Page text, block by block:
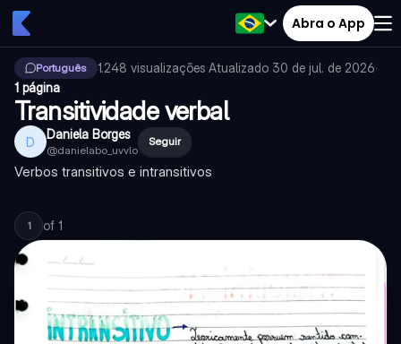
Abra o App
Português 1.248 visualizações·Atualizado 30 de jul. de 2026·
1 página
Transitividade verbal
D Daniela Borges
@danielabo_uvvlo
Seguir
Verbos transitivos e intransitivos
1 of 1